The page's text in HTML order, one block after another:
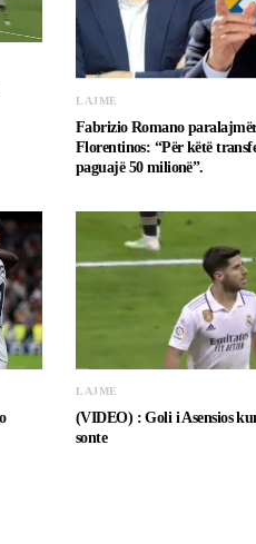
LAJME
Fabrizio Romano
Florentinos: “Për këtë
paguajë 50 milionë”.
LAJME
(VIDEO) : Goli i Asensios
sonte